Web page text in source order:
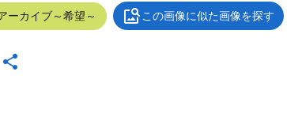
ーカイブ～希望～ この画像に似た画像を探す